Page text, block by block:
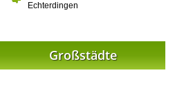
Echterdingen
Großstädte